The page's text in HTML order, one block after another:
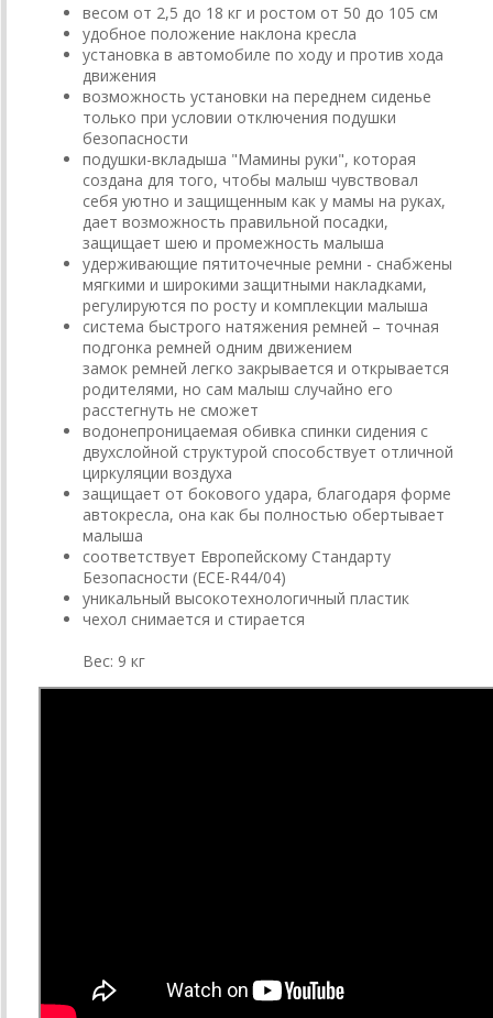
весом от 2,5 до 18 кг и ростом от 50 до 105 см
удобное положение наклона кресла
установка в автомобиле по ходу и против хода
движения
возможность установки на переднем сиденье
только при условии отключения подушки
безопасности
подушки-вкладыша "Мамины руки", которая
создана для того, чтобы малыш чувствовал
себя уютно и защищенным как у мамы на руках,
дает возможность правильной посадки,
защищает шею и промежность малыша
удерживающие пятиточечные ремни - снабжены
мягкими и широкими защитными накладками,
регулируются по росту и комплекции малыша
система быстрого натяжения ремней – точная
подгонка ремней одним движением
замок ремней легко закрывается и открывается
родителями, но сам малыш случайно его
расстегнуть не сможет
водонепроницаемая обивка спинки сидения с
двухслойной структурой способствует отличной
циркуляции воздуха
защищает от бокового удара, благодаря форме
автокресла, она как бы полностью обертывает
малыша
соответствует Европейскому Стандарту
Безопасности (ECE-R44/04)
уникальный высокотехнологичный пластик
чехол снимается и стирается
Вес: 9 кг